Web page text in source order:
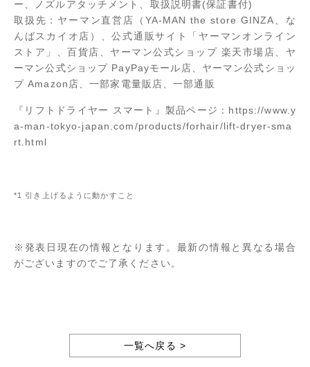
ー、ノズルアタッチメント、取扱説明書(保証書付)
取扱先：ヤーマン直営店（YA-MAN the store GINZA、な
んばスカイオ店）、公式通販サイト「ヤーマンオンライン
ストア」、百貨店、ヤーマン公式ショップ 楽天市場店、ヤ
ーマン公式ショップ PayPayモール店、ヤーマン公式ショッ
プ Amazon店、一部家電量販店、一部通販
『リフトドライヤー スマート』製品ページ： https://www.y
a-man-tokyo-japan.com/products/forhair/lift-dryer-sma
rt.html
*1 引き上げるように動かすこと
※発表日現在の情報となります。最新の情報と異なる場合
がございますのでご了承ください。
一覧へ戻る >